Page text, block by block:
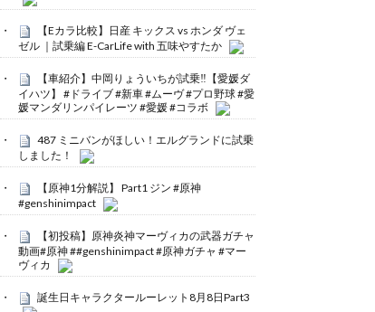
【Eカラ比較】日産 キックス vs ホンダ ヴェ
ゼル ｜試乗編 E-CarLife with 五味やすたか
【車紹介】中岡りょういちが試乗‼️【愛媛ダ
イハツ】 #ドライブ #新車 #ムーヴ #プロ野球 #愛
媛マンダリンパイレーツ #愛媛 #コラボ
487 ミニバンがほしい！エルグランドに試乗
しました！
【原神1分解説】 Part1 ジン #原神
#genshinimpact
【初投稿】原神炎神マーヴィカの武器ガチャ
動画#原神 ##genshinimpact #原神ガチャ #マー
ヴィカ
誕生日キャラクタールーレット8月8日Part3